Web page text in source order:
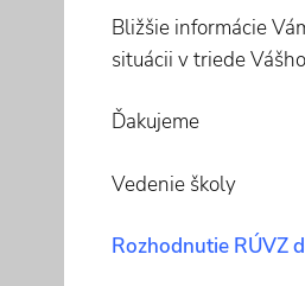
Bližšie informácie
situácii v triede
Ďakujeme
Vedenie školy
Rozhodnutie RÚVZ